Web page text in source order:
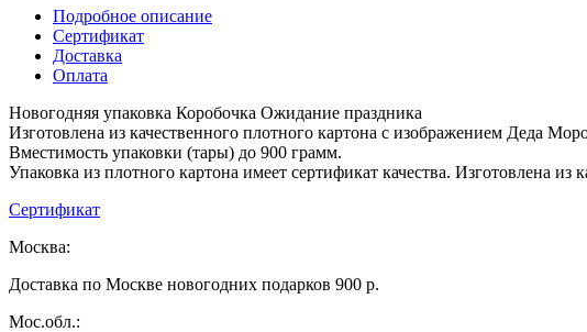
Подробное описание
Сертификат
Доставка
Оплата
Новогодняя упаковка Коробочка Ожидание праздника
Изготовлена из качественного плотного картона с изображением Деда
Вместимость упаковки (тары) до 900 грамм.
Упаковка из плотного картона имеет сертификат качества. Изготовлена из
Сертификат
Москва:
Доставка по Москве новогодних подарков 900 р.
Мос.обл.: